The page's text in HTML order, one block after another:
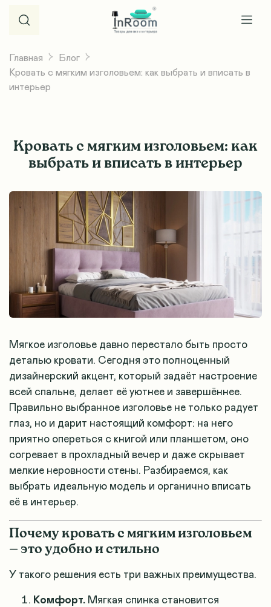
Главная
Блог
Кровать с мягким изголовьем: как выбрать и вписать в
интерьер
Кровать с мягким изголовьем: как
выбрать и вписать в интерьер
Мягкое изголовье давно перестало быть просто
деталью кровати. Сегодня это полноценный
дизайнерский акцент, который задаёт настроение
всей спальне, делает её уютнее и завершённее.
Правильно выбранное изголовье не только радует
глаз, но и дарит настоящий комфорт: на него
приятно опереться с книгой или планшетом, оно
согревает в прохладный вечер и даже скрывает
мелкие неровности стены. Разбираемся, как
выбрать идеальную модель и органично вписать
её в интерьер.
Почему кровать с мягким изголовьем
— это удобно и стильно
У такого решения есть три важных преимущества.
Комфорт. Мягкая спинка становится